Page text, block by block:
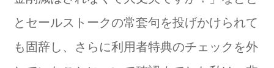
とセールストークの常套句を投げかけられて
も固辞し、さらに利用者特典のチェックを外